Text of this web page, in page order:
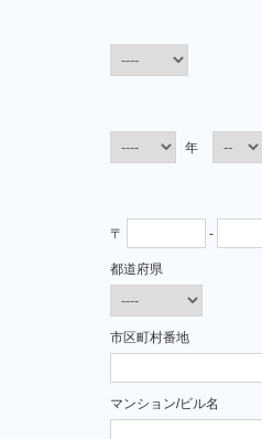
年
〒 -
都道府県
市区町村番地
マンション/ビル名